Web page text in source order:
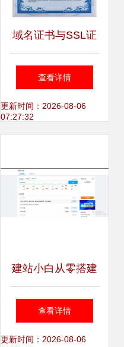
域名证书与SSL证
书的区别 互联网域
名注册服务的核心
查看详情
更新时间：2026-08-06
07:27:32
建站小白从零搭建
自己的网站 妈妈再
也不用担心我的网
查看详情
更新时间：2026-08-06